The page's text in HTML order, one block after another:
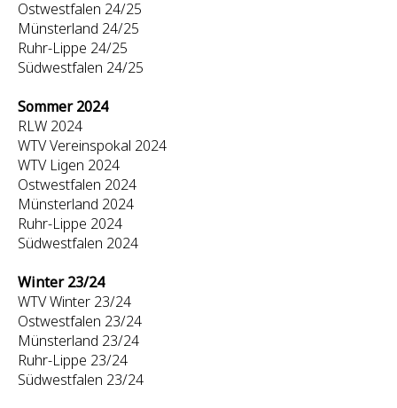
Ostwestfalen 24/25
Münsterland 24/25
Ruhr-Lippe 24/25
Südwestfalen 24/25
Sommer 2024
RLW 2024
WTV Vereinspokal 2024
WTV Ligen 2024
Ostwestfalen 2024
Münsterland 2024
Ruhr-Lippe 2024
Südwestfalen 2024
Winter 23/24
WTV Winter 23/24
Ostwestfalen 23/24
Münsterland 23/24
Ruhr-Lippe 23/24
Südwestfalen 23/24